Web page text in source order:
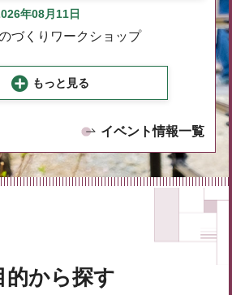
年08月11日
づくりワークショップ
もっと見る
イベント情報一覧
的から探す